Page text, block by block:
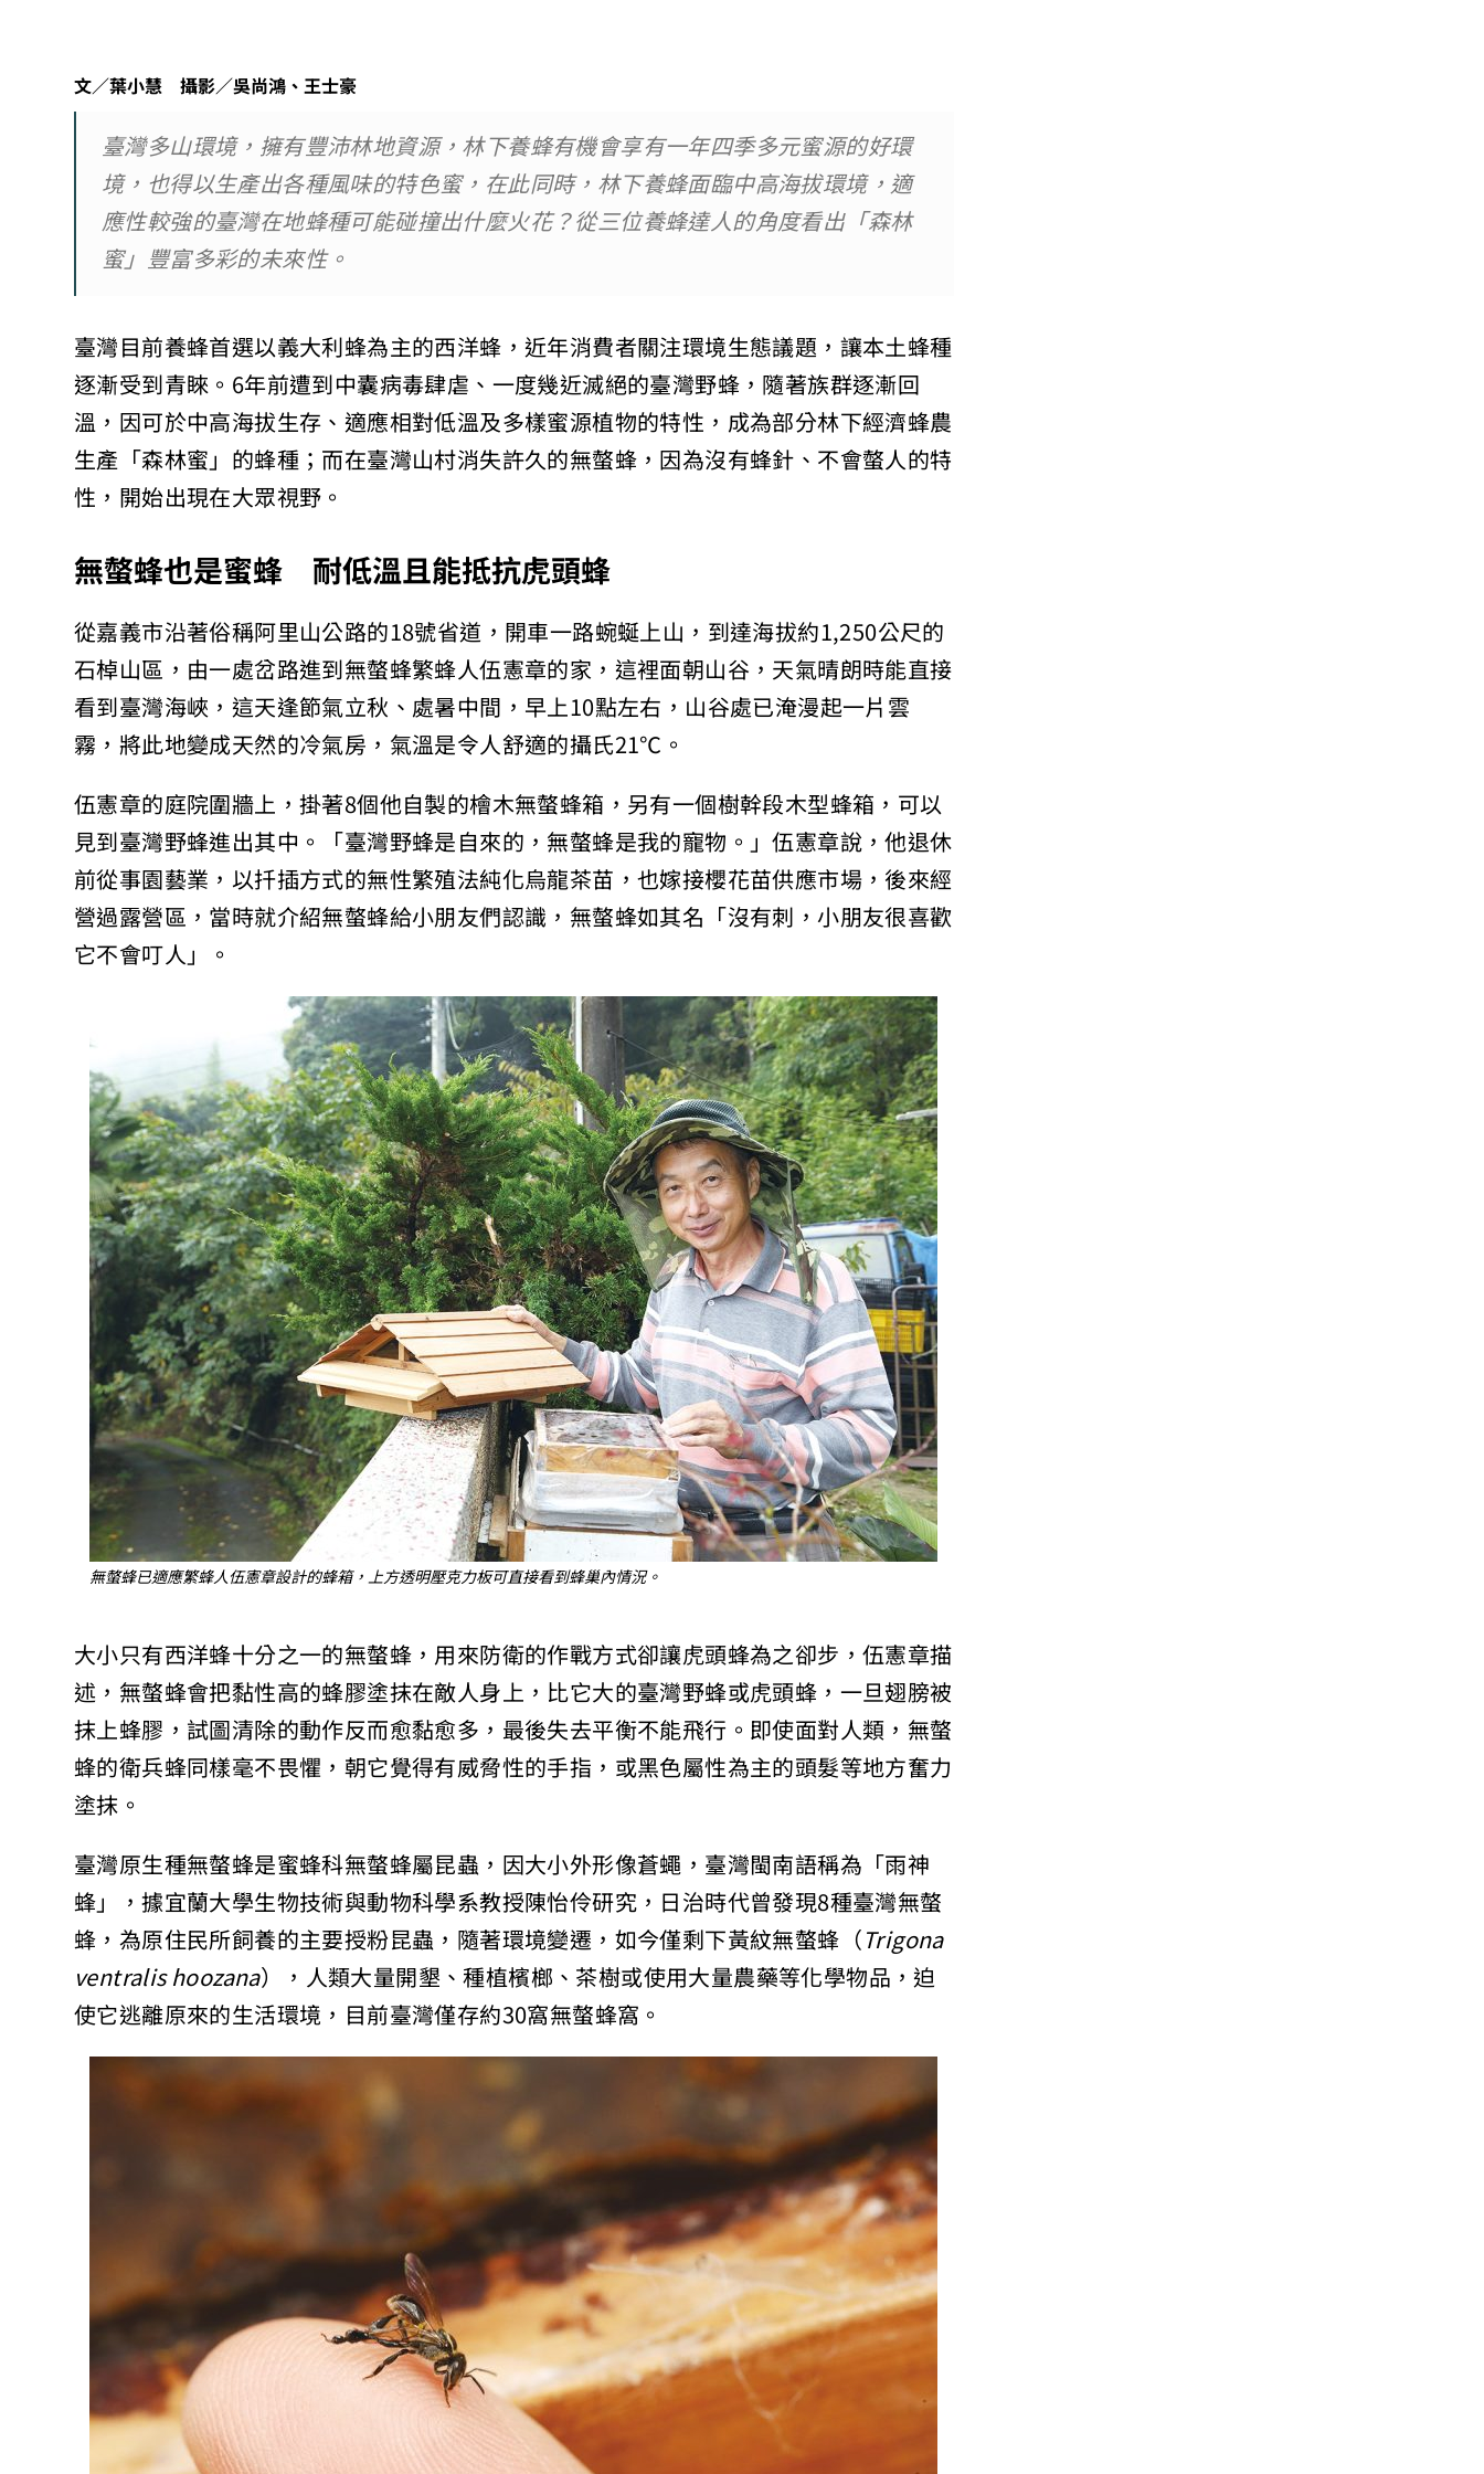
文／葉小慧 攝影／吳尚鴻、王士豪
臺灣多山環境，擁有豐沛林地資源，林下養蜂有機會享有一年四季多元蜜源的好環
境，也得以生產出各種風味的特色蜜，在此同時，林下養蜂面臨中高海拔環境，適
應性較強的臺灣在地蜂種可能碰撞出什麼火花？從三位養蜂達人的角度看出「森林
蜜」豐富多彩的未來性。
臺灣目前養蜂首選以義大利蜂為主的西洋蜂，近年消費者關注環境生態議題，讓本土蜂種
逐漸受到青睞。6年前遭到中囊病毒肆虐、一度幾近滅絕的臺灣野蜂，隨著族群逐漸回
溫，因可於中高海拔生存、適應相對低溫及多樣蜜源植物的特性，成為部分林下經濟蜂農
生產「森林蜜」的蜂種；而在臺灣山村消失許久的無螫蜂，因為沒有蜂針、不會螫人的特
性，開始出現在大眾視野。
無螫蜂也是蜜蜂 耐低溫且能抵抗虎頭蜂
從嘉義市沿著俗稱阿里山公路的18號省道，開車一路蜿蜒上山，到達海拔約1,250公尺的
石棹山區，由一處岔路進到無螫蜂繁蜂人伍憲章的家，這裡面朝山谷，天氣晴朗時能直接
看到臺灣海峽，這天逢節氣立秋、處暑中間，早上10點左右，山谷處已淹漫起一片雲
霧，將此地變成天然的冷氣房，氣溫是令人舒適的攝氏21℃。
伍憲章的庭院圍牆上，掛著8個他自製的檜木無螫蜂箱，另有一個樹幹段木型蜂箱，可以
見到臺灣野蜂進出其中。「臺灣野蜂是自來的，無螫蜂是我的寵物。」伍憲章說，他退休
前從事園藝業，以扦插方式的無性繁殖法純化烏龍茶苗，也嫁接櫻花苗供應市場，後來經
營過露營區，當時就介紹無螫蜂給小朋友們認識，無螫蜂如其名「沒有刺，小朋友很喜歡
它不會叮人」。
無螫蜂已適應繁蜂人伍憲章設計的蜂箱，上方透明壓克力板可直接看到蜂巢內情況。
大小只有西洋蜂十分之一的無螫蜂，用來防衛的作戰方式卻讓虎頭蜂為之卻步，伍憲章描
述，無螫蜂會把黏性高的蜂膠塗抹在敵人身上，比它大的臺灣野蜂或虎頭蜂，一旦翅膀被
抹上蜂膠，試圖清除的動作反而愈黏愈多，最後失去平衡不能飛行。即使面對人類，無螫
蜂的衛兵蜂同樣毫不畏懼，朝它覺得有威脅性的手指，或黑色屬性為主的頭髮等地方奮力
塗抹。
臺灣原生種無螫蜂是蜜蜂科無螫蜂屬昆蟲，因大小外形像蒼蠅，臺灣閩南語稱為「雨神
蜂」，據宜蘭大學生物技術與動物科學系教授陳怡伶研究，日治時代曾發現8種臺灣無螫
蜂，為原住民所飼養的主要授粉昆蟲，隨著環境變遷，如今僅剩下黃紋無螫蜂（Trigona
ventralis hoozana），人類大量開墾、種植檳榔、茶樹或使用大量農藥等化學物品，迫
使它逃離原來的生活環境，目前臺灣僅存約30窩無螫蜂窩。